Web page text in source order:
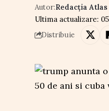
Ultima actualizare:
Autor:Redacția
Distribuie